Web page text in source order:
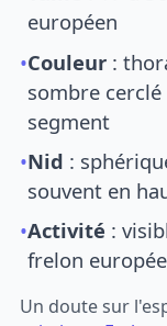
européen
•Couleur :
sombre
segment
•Nid :
souvent en
•Activité :
frelon
Un doute sur